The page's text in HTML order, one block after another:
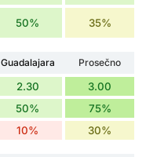
50% 35%
Guadalajara
Prosečno
2.30 3.00
50% 75%
10% 30%